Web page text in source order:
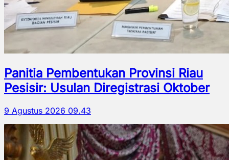
Panitia Pembentukan Provinsi Riau
Pesisir: Usulan Diregistrasi Oktober
9 Agustus 2026 09.43